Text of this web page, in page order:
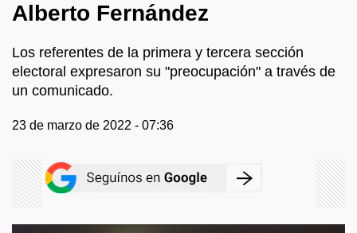
Alberto Fernández
Los referentes de la primera y tercera sección
electoral expresaron su "preocupación" a través de
un comunicado.
23 de marzo de 2022 - 07:36